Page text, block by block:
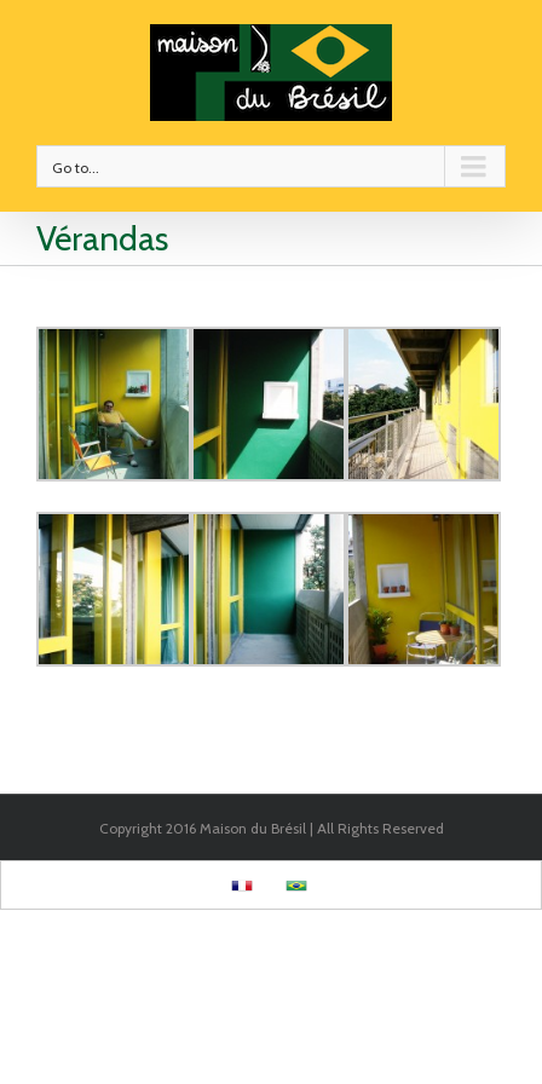
Go to...
Vérandas
Copyright 2016 Maison du Brésil | All Rights Reserved